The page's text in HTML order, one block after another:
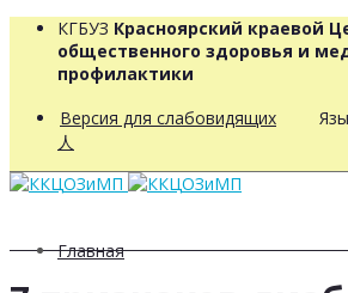
КГБУЗ Красноярский краевой
общественного здоровья и
профилактики
Версия для слабовидящих
人
Главная